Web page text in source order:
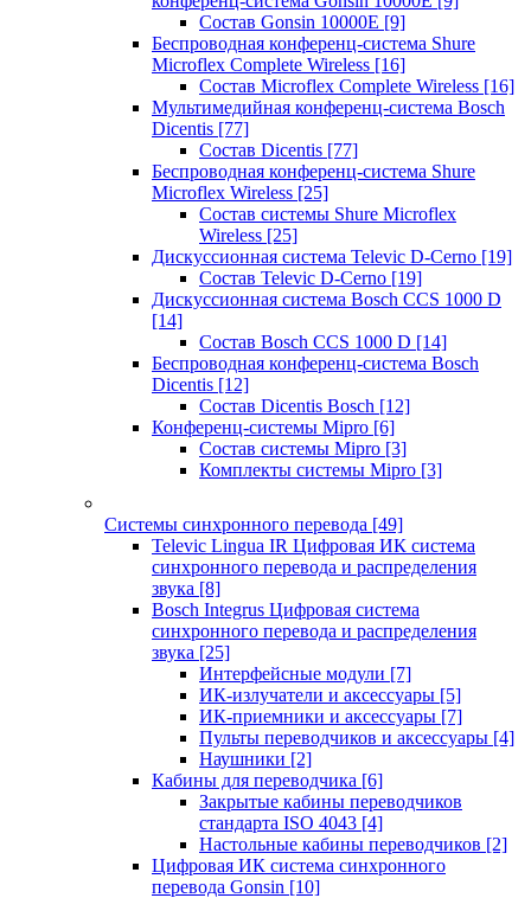
Состав Gonsin 10000E [9]
Беспроводная конференц-система Shure
Microflex Complete Wireless [16]
Состав Microflex Complete Wireless [16]
Мультимедийная конференц-система Bosch
Dicentis [77]
Состав Dicentis [77]
Беспроводная конференц-система Shure
Microflex Wireless [25]
Состав системы Shure Microflex
Wireless [25]
Дискуссионная система Televic D-Cerno [19]
Состав Televic D-Cerno [19]
Дискуссионная система Bosch CCS 1000 D
[14]
Состав Bosch CCS 1000 D [14]
Беспроводная конференц-система Bosch
Dicentis [12]
Состав Dicentis Bosch [12]
Конференц-системы Mipro [6]
Состав системы Mipro [3]
Комплекты системы Mipro [3]
Системы синхронного перевода [49]
Televic Lingua IR Цифровая ИК система
синхронного перевода и распределения
звука [8]
Bosch Integrus Цифровая система
синхронного перевода и распределения
звука [25]
Интерфейсные модули [7]
ИК-излучатели и аксессуары [5]
ИК-приемники и аксессуары [7]
Пульты переводчиков и аксессуары [4]
Наушники [2]
Кабины для переводчика [6]
Закрытые кабины переводчиков
стандарта ISO 4043 [4]
Настольные кабины переводчиков [2]
Цифровая ИК система синхронного
перевода Gonsin [10]